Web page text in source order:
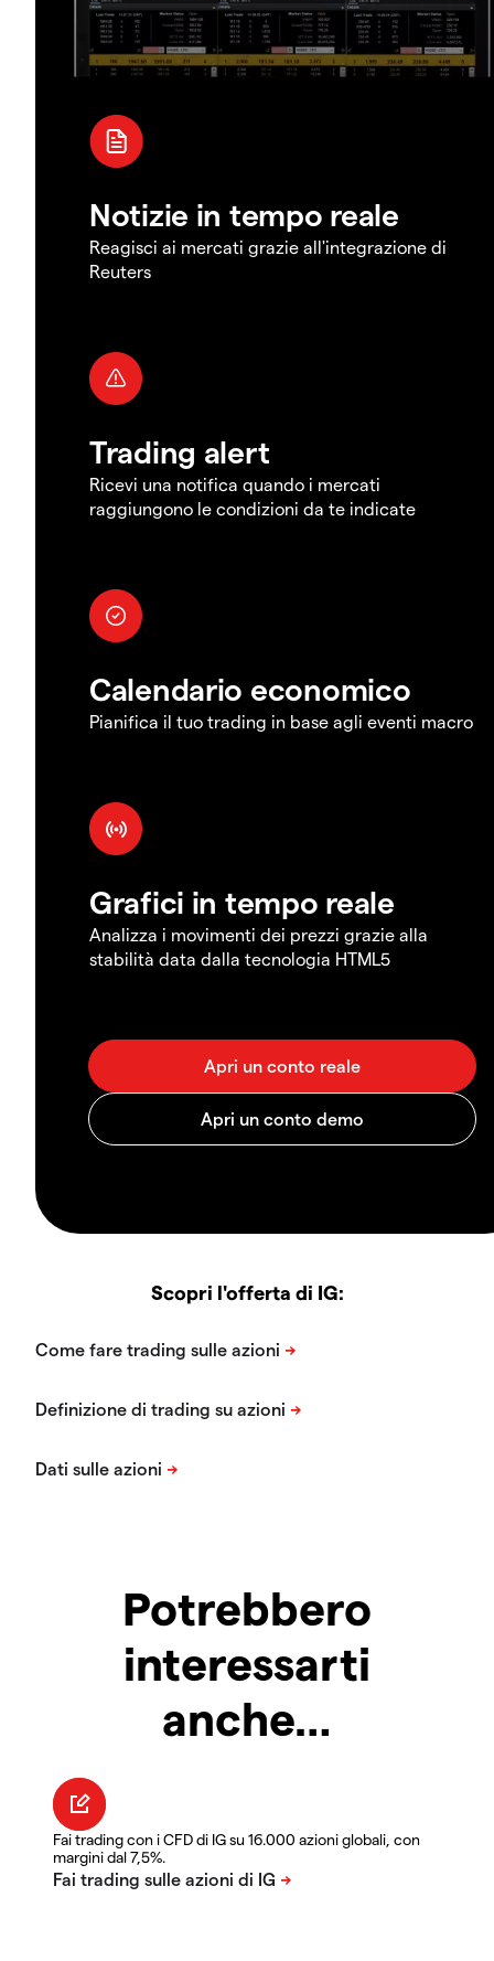
Notizie in tempo reale
Reagisci ai mercati grazie all'integrazione di
Reuters
Trading alert
Ricevi una notifica quando i mercati
raggiungono le condizioni da te indicate
Calendario economico
Pianifica il tuo trading in base agli eventi macro
Grafici in tempo reale
Analizza i movimenti dei prezzi grazie alla
stabilità data dalla tecnologia HTML5
Scopri l'offerta di IG:
Potrebbero
interessarti
anche…
Fai trading con i CFD di IG su 16.000 azioni globali, con
margini dal 7,5%.